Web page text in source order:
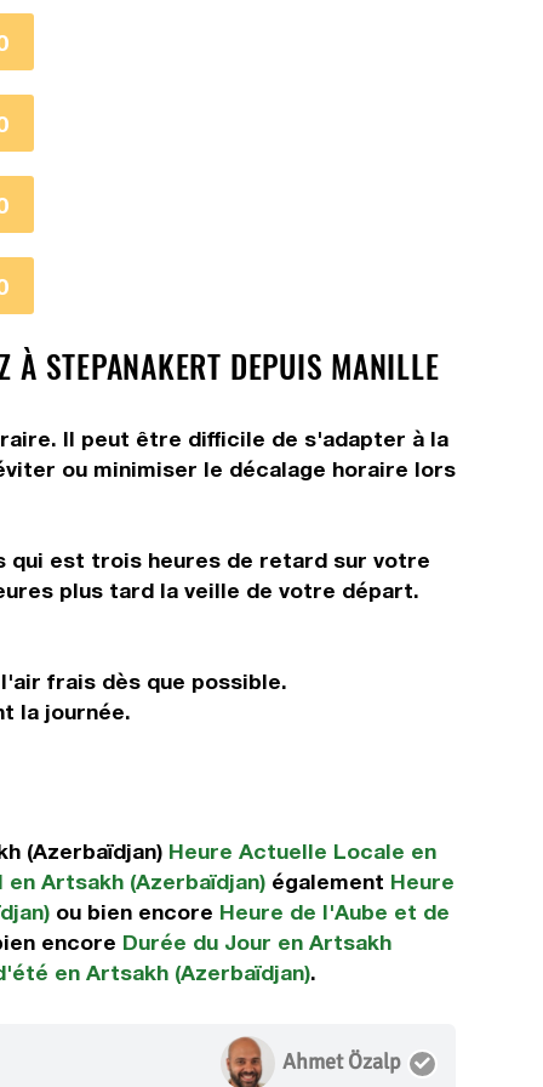
À STEPANAKERT DEPUIS MANILLE
Il peut être difficile de s'adapter à la
ou minimiser le décalage horaire lors
qui est trois heures de retard sur votre
plus tard la veille de votre départ.
frais dès que possible.
la journée.
(Azerbaïdjan) Heure Actuelle Locale en
Artsakh (Azerbaïdjan) également Heure
ou bien encore Heure de l'Aube et de
encore Durée du Jour en Artsakh
en Artsakh (Azerbaïdjan).
Ahmet Özalp